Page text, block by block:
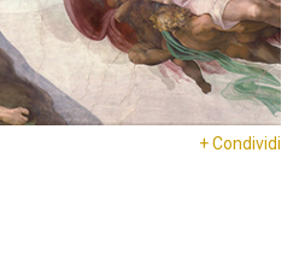
+ Condividi